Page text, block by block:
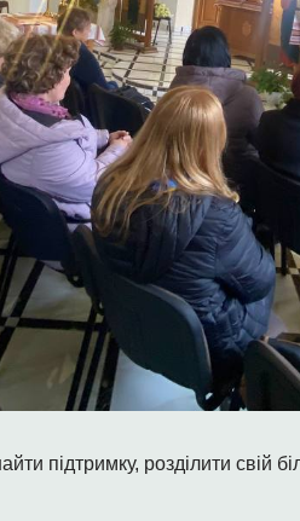
підтримку, розділити свій